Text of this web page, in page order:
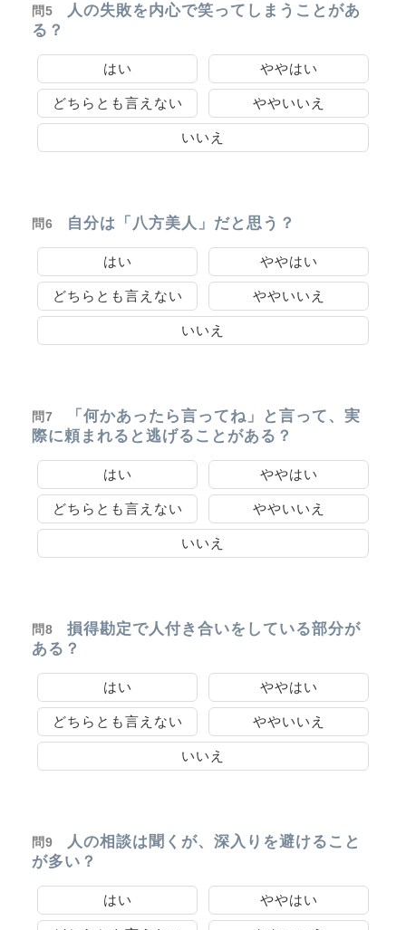
問5
人の失敗を内心で笑ってしまうことがあ
る？
はい ややはい
どちらとも言えない ややいいえ
いいえ
問6 自分は「八方美人」だと思う？
はい ややはい
どちらとも言えない ややいいえ
いいえ
問7
「何かあったら言ってね」と言って、実
際に頼まれると逃げることがある？
はい ややはい
どちらとも言えない ややいいえ
いいえ
問8
損得勘定で人付き合いをしている部分が
ある？
はい ややはい
どちらとも言えない ややいいえ
いいえ
問9
人の相談は聞くが、深入りを避けること
が多い？
はい ややはい